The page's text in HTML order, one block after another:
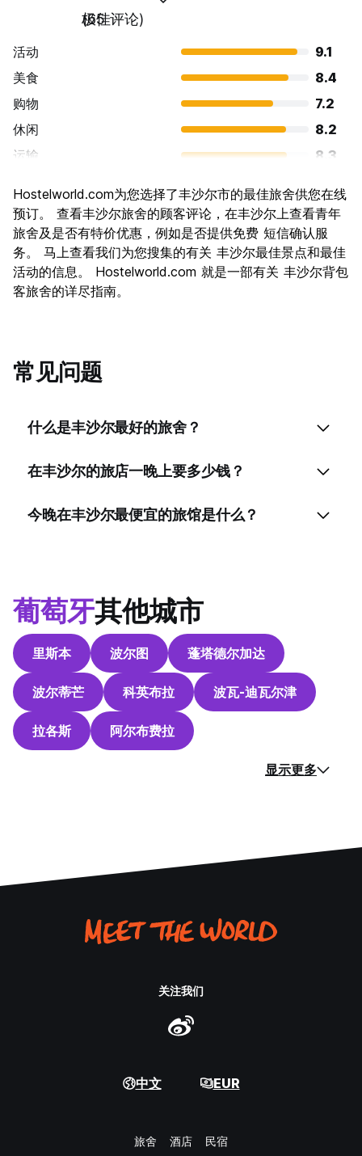
极佳
(65 评论)
活动
9.1
美食
8.4
购物
7.2
休闲
8.2
运输
8.3
文化
7.9
夜生活
6.7
物有所值
8.5
Hostelworld.com为您选择了丰沙尔市的最佳旅舍供您在线
预订。 查看丰沙尔旅舍的顾客评论，在丰沙尔上查看青年
旅舍及是否有特价优惠，例如是否提供免费 短信确认服
务。 马上查看我们为您搜集的有关 丰沙尔最佳景点和最佳
活动的信息。 Hostelworld.com 就是一部有关 丰沙尔背包
客旅舍的详尽指南。
常见问题
什么是丰沙尔最好的旅舍？
在丰沙尔的旅店一晚上要多少钱？
今晚在丰沙尔最便宜的旅馆是什么？
葡萄牙其他城市
里斯本 波尔图 蓬塔德尔加达
波尔蒂芒 科英布拉 波瓦-迪瓦尔津
拉各斯 阿尔布费拉
显示更多
关注我们
中文 EUR
旅舍 酒店 民宿